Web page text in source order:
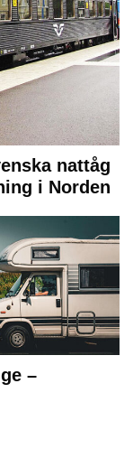
nattåg
i Norden
–